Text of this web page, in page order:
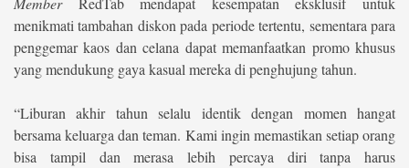
menikmati tambahan diskon pada periode tertentu, sementara para
penggemar kaos dan celana dapat memanfaatkan promo khusus
yang mendukung gaya kasual mereka di penghujung tahun.
“Liburan akhir tahun selalu identik dengan momen hangat
bersama keluarga dan teman. Kami ingin memastikan setiap orang
bisa tampil dan merasa lebih percaya diri tanpa harus